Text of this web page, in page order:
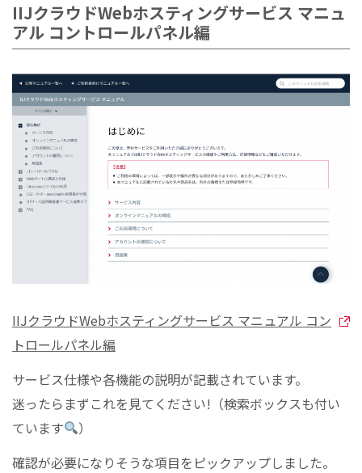
IIJクラウドWebホスティングサービス マニュ
アル コントロールパネル編
IIJクラウドWebホスティングサービス マニュアル コン
トロールパネル編
サービス仕様や各機能の説明が記載されています。
迷ったらまずこれを見てください!（検索ボックスも付い
ています
）
確認が必要になりそうな項目をピックアップしました。